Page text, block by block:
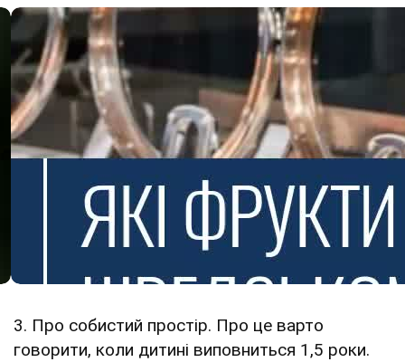
3. Про собистий простір. Про це варто
говорити, коли дитині виповниться 1,5 роки.